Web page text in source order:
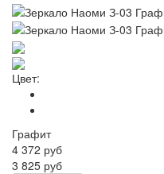
Цвет:
Графит
4 372 руб
3 825 руб